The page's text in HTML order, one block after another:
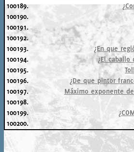
100189.
100190.
100191.
100192.
100193.
¿En que
100194.
¿El
100195.
100196.
¿De que pintor
100197.
Máximo exponente
100198.
100199.
100200.